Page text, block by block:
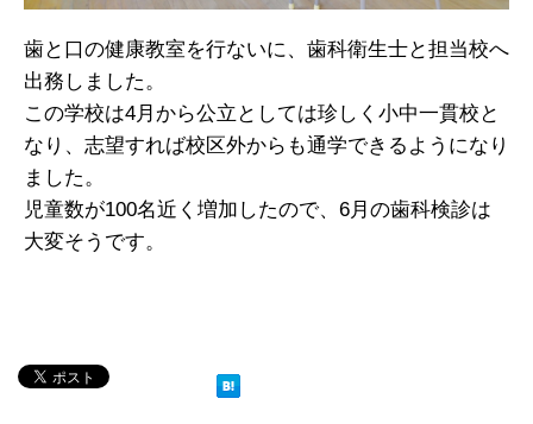
歯と口の健康教室を行ないに、歯科衛生士と担当校へ
出務しました。
この学校は4月から公立としては珍しく小中一貫校と
なり、志望すれば校区外からも通学できるようになり
ました。
児童数が100名近く増加したので、6月の歯科検診は
大変そうです。